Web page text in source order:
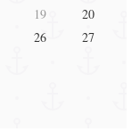
19
20
26
27